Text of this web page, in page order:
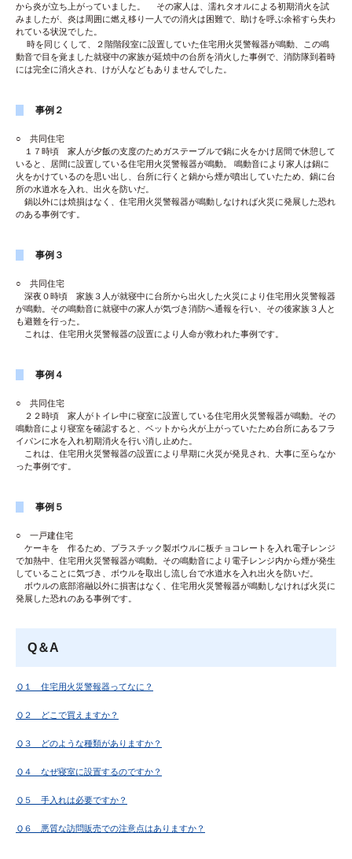
から炎が立ち上がっていました。 その家人は、濡れタオルによる初期消火を試
みましたが、炎は周囲に燃え移り一人での消火は困難で、助けを呼ぶ余裕すら失わ
れている状況でした。
時を同じくして、２階階段室に設置していた住宅用火災警報器が鳴動、この鳴
動音で目を覚ました就寝中の家族が延焼中の台所を消火した事例で、消防隊到着時
には完全に消火され、けが人などもありませんでした。
事例２
○ 共同住宅
１７時頃 家人が夕飯の支度のためガステーブルで鍋に火をかけ居間で休憩して
いると、居間に設置している住宅用火災警報器が鳴動。 鳴動音により家人は鍋に
火をかけているのを思い出し、台所に行くと鍋から煙が噴出していたため、鍋に台
所の水道水を入れ、出火を防いだ。
鍋以外には焼損はなく、住宅用火災警報器が鳴動しなければ火災に発展した恐れ
のある事例です。
事例３
○ 共同住宅
深夜０時頃 家族３人が就寝中に台所から出火した火災により住宅用火災警報器
が鳴動。その鳴動音に就寝中の家人が気づき消防へ通報を行い、その後家族３人と
も避難を行った。
これは、住宅用火災警報器の設置により人命が救われた事例です。
事例４
○ 共同住宅
２２時頃 家人がトイレ中に寝室に設置している住宅用火災警報器が鳴動。その
鳴動音により寝室を確認すると、ベットから火が上がっていたため台所にあるフラ
イパンに水を入れ初期消火を行い消し止めた。
これは、住宅用火災警報器の設置により早期に火災が発見され、大事に至らなか
った事例です。
事例５
○ 一戸建住宅
ケーキを 作るため、プラスチック製ボウルに板チョコレートを入れ電子レンジ
で加熱中、住宅用火災警報器が鳴動。その鳴動音により電子レンジ内から煙が発生
していることに気づき、ボウルを取出し流し台で水道水を入れ出火を防いだ。
ボウルの底部溶融以外に損害はなく、住宅用火災警報器が鳴動しなければ火災に
発展した恐れのある事例です。
Q＆A
Ｑ１ 住宅用火災警報器ってなに？
Ｑ２ どこで買えますか？
Ｑ３ どのような種類がありますか？
Ｑ４ なぜ寝室に設置するのですか？
Ｑ５ 手入れは必要ですか？
Ｑ６ 悪質な訪問販売での注意点はありますか？